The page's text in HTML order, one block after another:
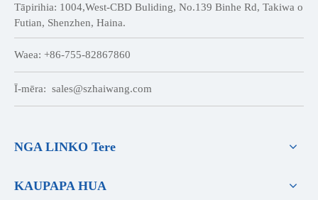
Tāpirihia: 1004,West-CBD Buliding, No.139 Binhe Rd, Takiwa o
Futian, Shenzhen, Haina.
Waea: +86-755-82867860
Ī-mēra: sales@szhaiwang.com
NGA LINKO Tere
KAUPAPA HUA